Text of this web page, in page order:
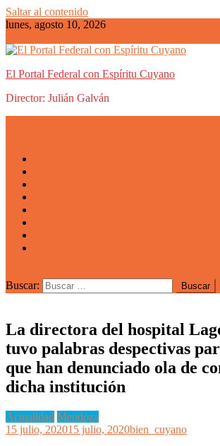
Saltar al contenido
lunes, agosto 10, 2026
El Portal Federal con Espíritu Cuyano
Director: Julián Galván
Buscar:
La directora del hospital
tuvo palabras despectivas
que han denunciado ola de
dicha institución
Actualidad Mendoza
15 julio, 202015 julio, 2020bien_cuyano